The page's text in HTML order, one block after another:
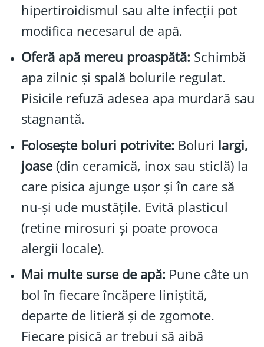
hipertiroidismul sau alte infecții pot
modifica necesarul de apă.
Oferă apă mereu proaspătă: Schimbă
apa zilnic şi spală bolurile regulat.
Pisicile refuză adesea apa murdară sau
stagnantă.
Foloseşte boluri potrivite: Boluri largi,
joase(din ceramică, inox sau sticlă) la
care pisica ajunge uşor şi în care să
nu-și ude mustățile. Evită plasticul
(retine mirosuri şi poate provoca
alergii locale).
Mai multe surse de apă: Pune câte un
bol în fiecare încăpere liniștită,
departe de litieră și de zgomote.
Fiecare pisică ar trebui să aibă